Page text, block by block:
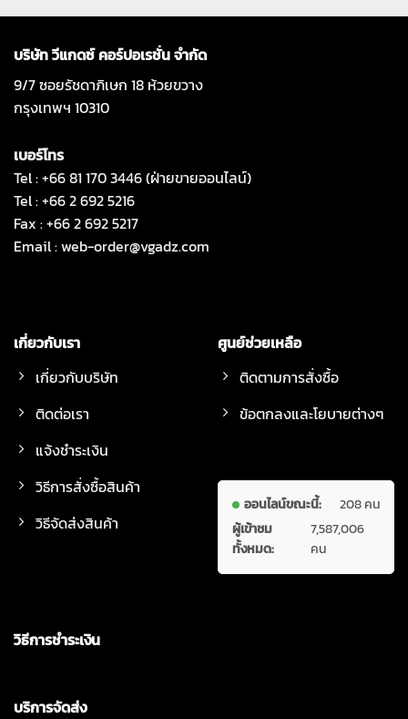
บริษัท วีแกดซ์ คอร์ปอเรชั่น จำกัด
9/7 ซอยรัชดาภิเษก 18 ห้วยขวาง
กรุงเทพฯ 10310
เบอร์โทร
Tel : +66 81 170 3446 (ฝ่ายขายออนไลน์)
Tel : +66 2 692 5216
Fax : +66 2 692 5217
Email :web-order@vgadz.com
เกี่ยวกับเรา
เกี่ยวกับบริษัท
ติดต่อเรา
แจ้งชำระเงิน
วิธีการสั่งซื้อสินค้า
วิธีจัดส่งสินค้า
ศูนย์ช่วยเหลือ
ติดตามการสั่งซื้อ
ข้อตกลงและโยบายต่างๆ
ออนไลน์ขณะนี้:
208 คน
ผู้เข้าชม
ทั้งหมด:
7,587,006
คน
วิธีการชำระเงิน
บริการจัดส่ง